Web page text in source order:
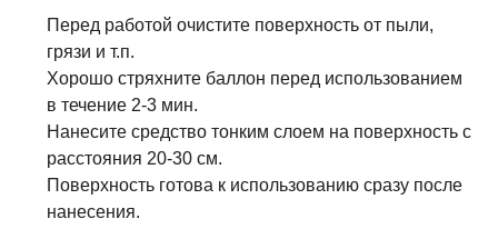
Перед работой очистите поверхность от пыли,
грязи и т.п.
Хорошо стряхните баллон перед использованием
в течение 2-3 мин.
Нанесите средство тонким слоем на поверхность с
расстояния 20-30 см.
Поверхность готова к использованию сразу после
нанесения.